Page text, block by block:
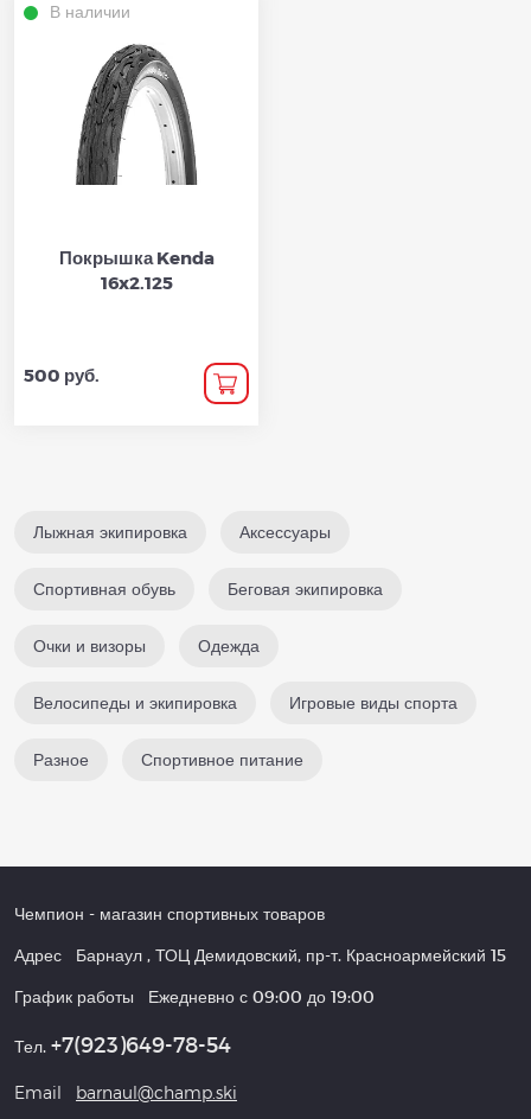
В наличии
Покрышка Kenda
16x2.125
500 руб.
Лыжная экипировка Аксессуары
Спортивная обувь Беговая экипировка
Очки и визоры Одежда
Велосипеды и экипировка Игровые виды спорта
Разное Спортивное питание
Чемпион - магазин спортивных товаров
Адрес Барнаул , ТОЦ Демидовский, пр-т. Красноармейский 15
График работы Ежедневно с 09:00 до 19:00
Тел. +7(923)649-78-54
Email barnaul@champ.ski